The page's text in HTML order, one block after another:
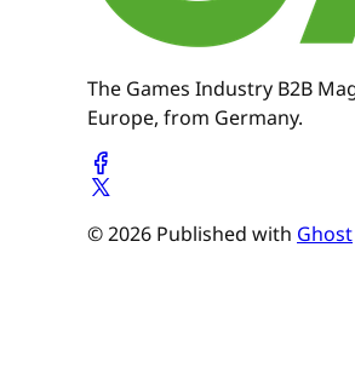
The Games Industry B2B
Europe, from Germany.
© 2026 Published with Ghost